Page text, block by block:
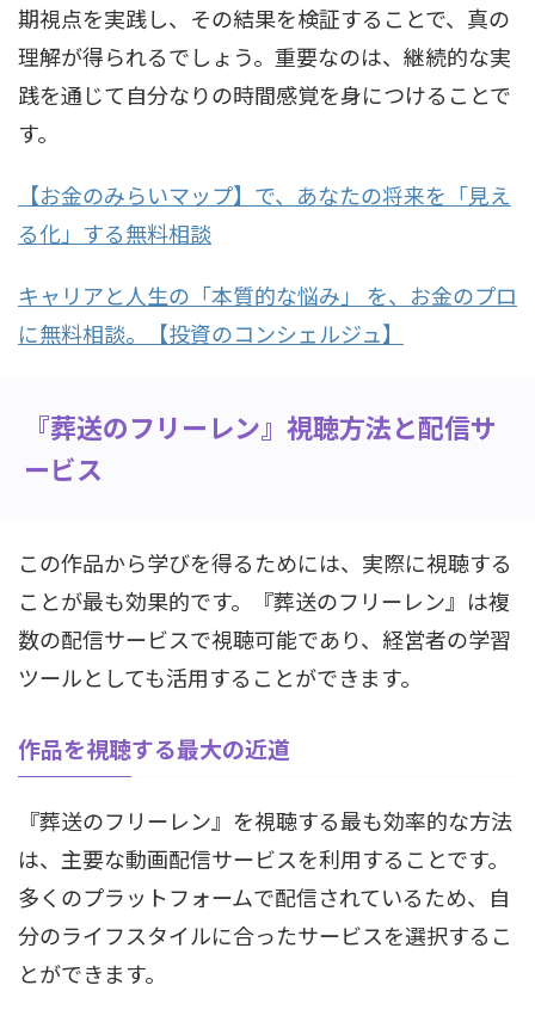
期視点を実践し、その結果を検証することで、真の
理解が得られるでしょう。重要なのは、継続的な実
践を通じて自分なりの時間感覚を身につけることで
す。
【お金のみらいマップ】で、あなたの将来を「見え
る化」する無料相談
キャリアと人生の「本質的な悩み」 を、お金のプロ
に無料相談。【投資のコンシェルジュ】
『葬送のフリーレン』視聴方法と配信サ
ービス
この作品から学びを得るためには、実際に視聴する
ことが最も効果的です。『葬送のフリーレン』は複
数の配信サービスで視聴可能であり、経営者の学習
ツールとしても活用することができます。
作品を視聴する最大の近道
『葬送のフリーレン』を視聴する最も効率的な方法
は、主要な動画配信サービスを利用することです。
多くのプラットフォームで配信されているため、自
分のライフスタイルに合ったサービスを選択するこ
とができます。